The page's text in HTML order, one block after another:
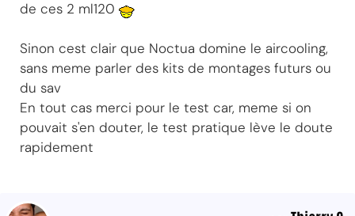
de ces 2 ml120
Sinon cest clair que Noctua domine le aircooling,
sans meme parler des kits de montages futurs ou
du sav
En tout cas merci pour le test car, meme si on
pouvait s'en douter, le test pratique lève le doute
rapidement